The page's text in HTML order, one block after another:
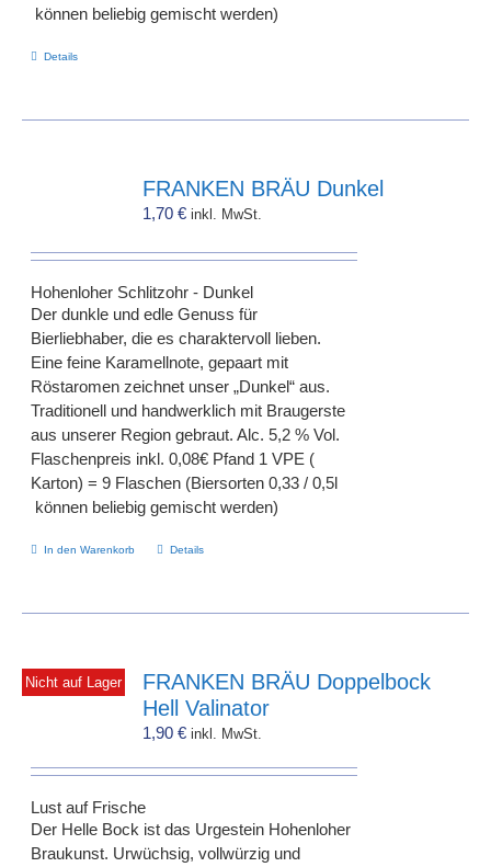
können beliebig gemischt werden)
Details
FRANKEN BRÄU Dunkel
1,70€ inkl. MwSt.
Hohenloher Schlitzohr - Dunkel
Der dunkle und edle Genuss für
Bierliebhaber, die es charaktervoll lieben.
Eine feine Karamellnote, gepaart mit
Röstaromen zeichnet unser „Dunkel“ aus.
Traditionell und handwerklich mit Braugerste
aus unserer Region gebraut. Alc. 5,2 % Vol.
Flaschenpreis inkl. 0,08€ Pfand 1 VPE (
Karton) = 9 Flaschen (Biersorten 0,33 / 0,5l
können beliebig gemischt werden)
In den Warenkorb Details
Nicht auf Lager
FRANKEN BRÄU Doppelbock
Hell Valinator
1,90€ inkl. MwSt.
Lust auf Frische
Der Helle Bock ist das Urgestein Hohenloher
Braukunst. Urwüchsig, vollwürzig und